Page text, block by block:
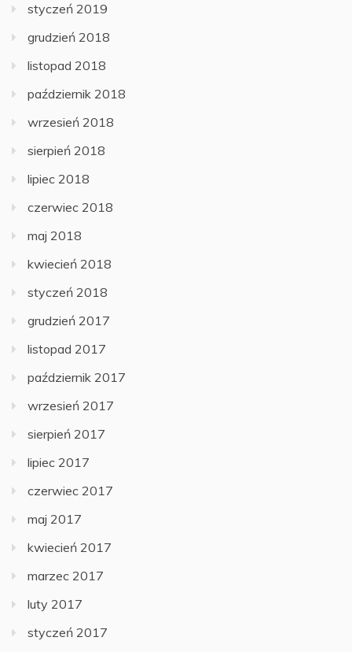
styczeń 2019
grudzień 2018
listopad 2018
październik 2018
wrzesień 2018
sierpień 2018
lipiec 2018
czerwiec 2018
maj 2018
kwiecień 2018
styczeń 2018
grudzień 2017
listopad 2017
październik 2017
wrzesień 2017
sierpień 2017
lipiec 2017
czerwiec 2017
maj 2017
kwiecień 2017
marzec 2017
luty 2017
styczeń 2017